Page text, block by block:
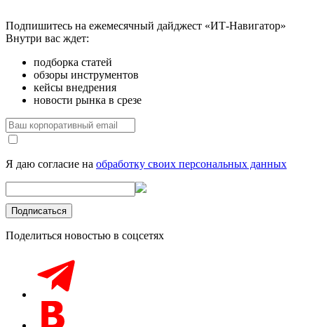
Подпишитесь на ежемесячный дайджест «ИТ-Навигатор»
Внутри вас ждет:
подборка статей
обзоры инструментов
кейсы внедрения
новости рынка в срезе
Я даю согласие на обработку своих персональных данных
Поделиться новостью в соцсетях